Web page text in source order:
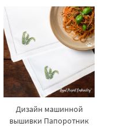
Дизайн машинной
вышивки Папоротник